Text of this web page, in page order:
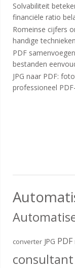
Solvabiliteit
financiële ratio
Romeinse cijfers
handige technieken
PDF
bestanden
JPG naar PDF:
professioneel
converter JPG PDF
consultant